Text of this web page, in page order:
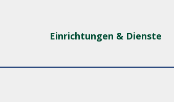
Einrichtungen & Dienste